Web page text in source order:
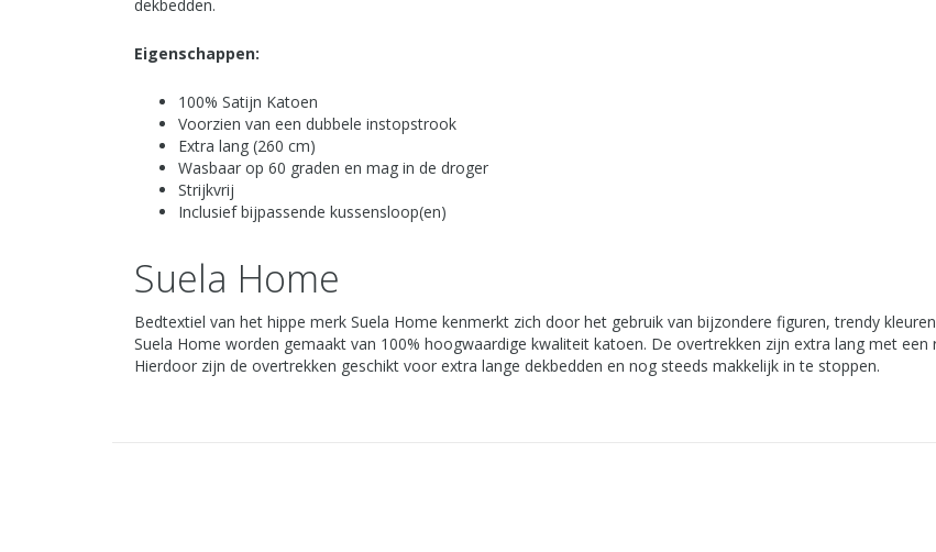
dekbedden.
Eigenschappen:
100% Satijn Katoen
Voorzien van een dubbele instopstrook
Extra lang (260 cm)
Wasbaar op 60 graden en mag in de droger
Strijkvrij
Inclusief bijpassende kussensloop(en)
Suela Home
Bedtextiel van het hippe merk Suela Home kenmerkt zich door het gebruik van bijzondere figuren, trendy
Suela Home worden gemaakt van 100% hoogwaardige kwaliteit katoen. De overtrekken zijn extra lang met
Hierdoor zijn de overtrekken geschikt voor extra lange dekbedden en nog steeds makkelijk in te stoppen.